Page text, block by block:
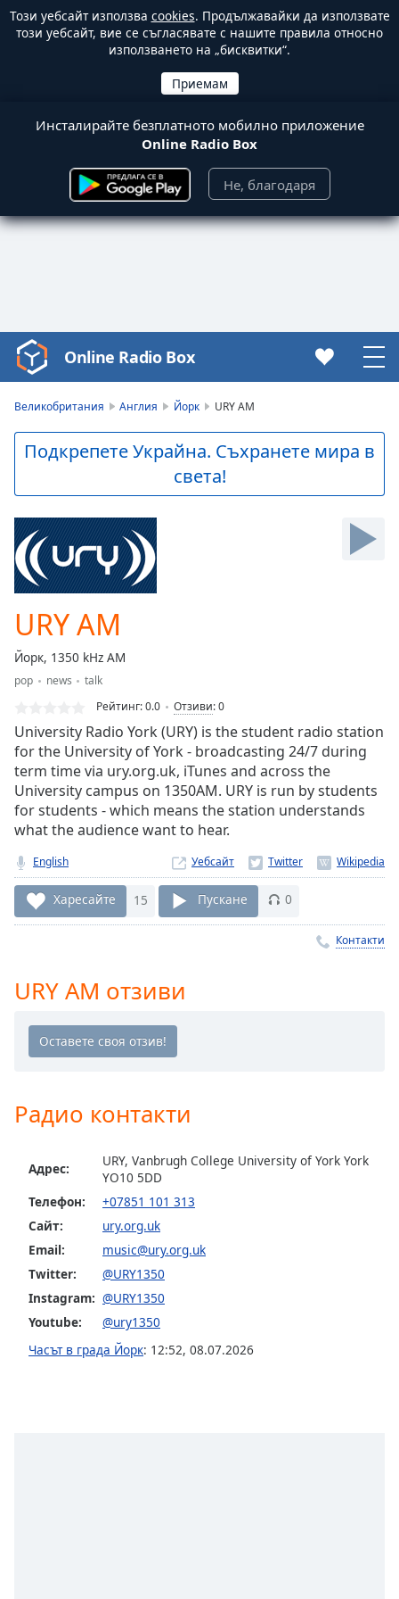
Този уебсайт използва cookies. Продължавайки да използвате
този уебсайт, вие се съгласявате с нашите правила относно
използването на „бисквитки“.
Инсталирайте безплатното мобилно приложение
Online Radio Box
Не, благодаря
Video
Player
Play
Video
Skip
Skip
Forward
Mute
Current
Loaded
0.00%
TypeLIVE
Seek to
live,
currently
behind
liveLIVE
Remaining
Time-
Playback
Rate
Chapters
Descriptions
selected
subtitles
settings
opens
subtitles
settings
dialog
subtitles
selected
Online Radio Box
Великобритания Англия Йорк URY AM
Подкрепете Украйна. Съхранете мира в
света!
URY AM
Йорк, 1350 kHz AM
pop news
talk
Рейтинг:0.0 Отзиви:0
University Radio York (URY) is the student radio station
for the University of York - broadcasting 24/7 during
term time via ury.org.uk, iTunes and across the
University campus on 1350AM. URY is run by students
for students - which means the station understands
what the audience want to hear.
English Уебсайт
Харесайте 15 Пускане 0
Контакти
URY AM отзиви
Радио контакти
Адрес:
URY, Vanbrugh College University of York York
YO10 5DD
Телефон:
+07851 101 313
Сайт:
ury.org.uk
Email:
music@ury.org.uk
Twitter:
@URY1350
Instagram: @URY1350
Youtube:
@ury1350
Часът в града Йорк: 12:52, 08.07.2026